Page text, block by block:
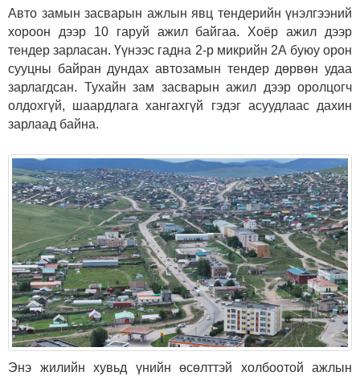
Авто замын засварын ажлын явц тендерийн үнэлгээний
хороон дээр 10 гаруй ажил байгаа. Хоёр ажил дээр
тендер зарласан. Үүнээс гадна 2-р микрийн 2А буюу орон
сууцны байран дундах автозамын тендер дөрвөн удаа
зарлагдсан. Тухайн зам засварын ажил дээр оролцогч
олдохгүй, шаардлага хангахгүй гэдэг асуудлаас дахин
зарлаад байна.
Энэ жилийн хувьд үнийн өсөлттэй холбоотой ажлын